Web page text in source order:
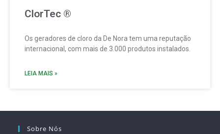
ClorTec ®
Os geradores de cloro da De Nora tem uma reputação
internacional, com mais de 3.000 produtos instalados.
LEIA MAIS »
Sobre Nós